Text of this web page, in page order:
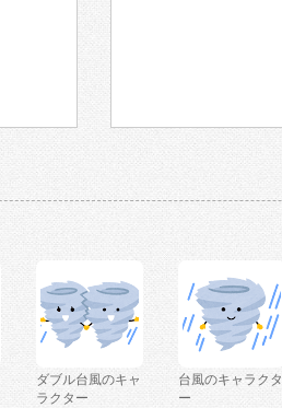
ダブル台風のキャ
ラクター
台風のキャラクタ
ー